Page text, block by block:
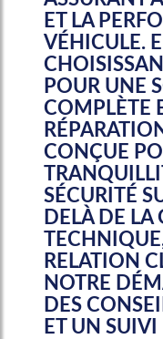
ET LA
VÉHICULE.
POUR UNE
COMPLÈTE
CONÇUE
SÉCURITÉ
DELÀ DE LA
RELATION
NOTRE
DES
ET UN SUIVI